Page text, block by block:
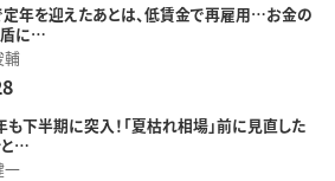
年を迎えたあとは、低賃金で再雇用…お金の
に…
輔
下半期に突入！「夏枯れ相場」前に見直した
…
一